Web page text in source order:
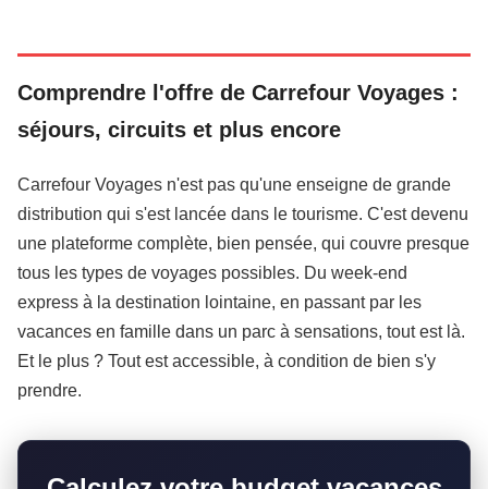
Comprendre l'offre de Carrefour Voyages :
séjours, circuits et plus encore
Carrefour Voyages n'est pas qu'une enseigne de grande
distribution qui s'est lancée dans le tourisme. C'est devenu
une plateforme complète, bien pensée, qui couvre presque
tous les types de voyages possibles. Du week-end
express à la destination lointaine, en passant par les
vacances en famille dans un parc à sensations, tout est là.
Et le plus ? Tout est accessible, à condition de bien s'y
prendre.